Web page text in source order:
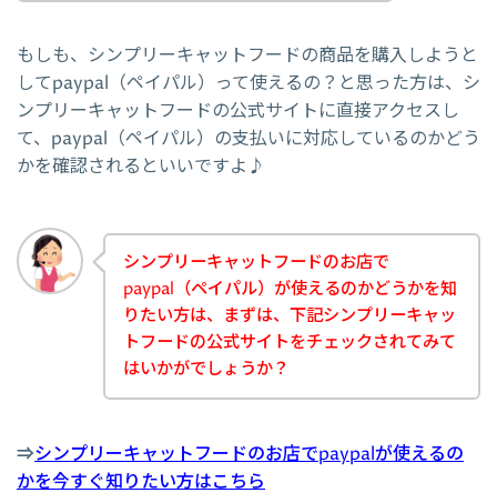
もしも、シンプリーキャットフードの商品を購入しようと
してpaypal（ペイパル）って使えるの？と思った方は、シ
ンプリーキャットフードの公式サイトに直接アクセスし
て、paypal（ペイパル）の支払いに対応しているのかどう
かを確認されるといいですよ♪
シンプリーキャットフードのお店で
paypal（ペイパル）が使えるのかどうかを知
りたい方は、まずは、下記シンプリーキャッ
トフードの公式サイトをチェックされてみて
はいかがでしょうか？
⇒シンプリーキャットフードのお店でpaypalが使えるの
かを今すぐ知りたい方はこちら